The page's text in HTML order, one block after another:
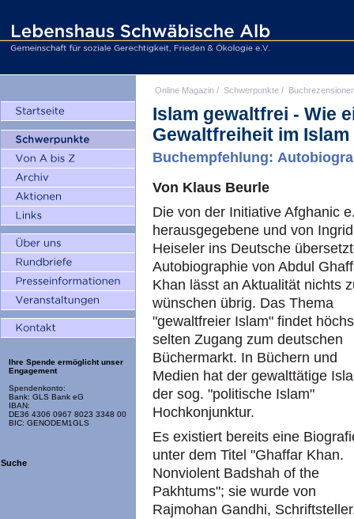
Ihre Spende ermöglicht unser
Engagement
Spendenkonto:
Bank: GLS Bank eG
IBAN:
DE36 4306 0967 8023 3348 00
BIC: GENODEM1GLS
Suche
Online Magazin / Schwerpunkte /
Islam gewaltfrei - Wie
Gewaltfreiheit im
Buchempfehlung:
Von Klaus Beurle
Die von der Initiative Afghanic
herausgegebene und von
Heiseler ins Deutsche
Autobiographie von Abdul
Khan lässt an Aktualität nichts
wünschen übrig. Das Thema
"gewaltfreier Islam" findet
selten Zugang zum deutschen
Büchermarkt. In Büchern und
Medien hat der gewalttätige
der sog. "politische Islam"
Hochkonjunktur.
Es existiert bereits eine
unter dem Titel "Ghaffar Khan.
Nonviolent Badshah of the
Pakhtums"; sie wurde von
Rajmohan Gandhi,